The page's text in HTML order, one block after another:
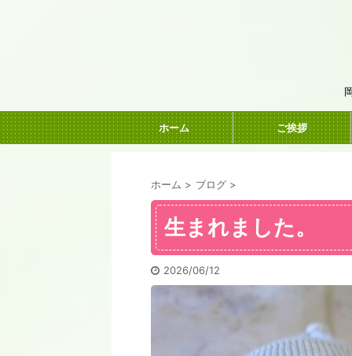
ホーム ご挨拶
ホーム > ブログ >
生まれました。
2026/06/12